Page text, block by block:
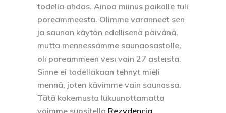
todella ahdas. Ainoa miinus paikalle tuli
poreammeesta. Olimme varanneet sen
ja saunan käytön edellisenä päivänä,
mutta mennessämme saunaosastolle,
oli poreammeen vesi vain 27 asteista.
Sinne ei todellakaan tehnyt mieli
mennä, joten kävimme vain saunassa.
Tätä kokemusta lukuunottamatta
voimme suositella Rezydencja